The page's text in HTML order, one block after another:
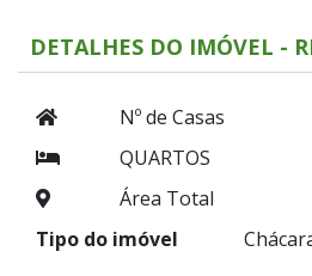
DETALHES DO IMÓVEL -
Nº de Casas
QUARTOS
Área Total
Tipo do imóvel